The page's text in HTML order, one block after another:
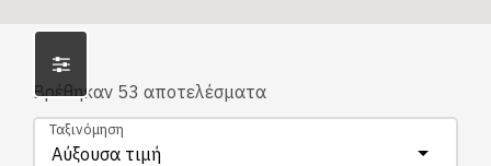
Βρέθηκαν 53 αποτελέσματα
Αύξουσα τιμή
Ταξινόμηση